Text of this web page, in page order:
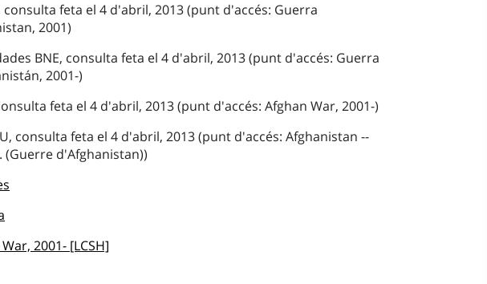
consulta feta el 4 d'abril, 2013 (punt d'accés: Guerra
2001)
BNE, consulta feta el 4 d'abril, 2013 (punt d'accés: Guerra
2001-)
feta el 4 d'abril, 2013 (punt d'accés: Afghan War, 2001-)
consulta feta el 4 d'abril, 2013 (punt d'accés: Afghanistan --
(Guerre d'Afghanistan))
2001- [LCSH]